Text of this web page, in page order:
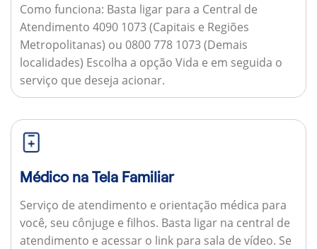
Como funciona: Basta ligar para a Central de
Atendimento 4090 1073 (Capitais e Regiões
Metropolitanas) ou 0800 778 1073 (Demais
localidades) Escolha a opção Vida e em seguida o
serviço que deseja acionar.
Médico na Tela Familiar
Serviço de atendimento e orientação médica para
você, seu cônjuge e filhos. Basta ligar na central de
atendimento e acessar o link para sala de vídeo. Se